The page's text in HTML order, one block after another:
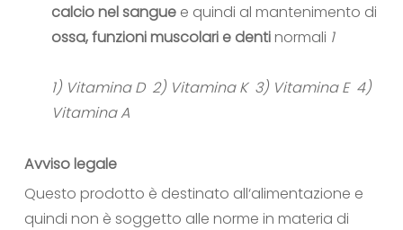
calcio nel sanguee quindi al mantenimento di
ossa, funzioni muscolari e dentinormali 1
1) Vitamina D 2) Vitamina K 3) Vitamina E 4)
Vitamina A
Avviso legale
Questo prodotto è destinato all‘alimentazione e
quindi non è soggetto alle norme in materia di